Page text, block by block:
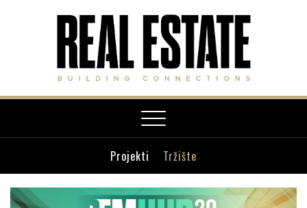
Toggle
navigation
Projekti Tržište